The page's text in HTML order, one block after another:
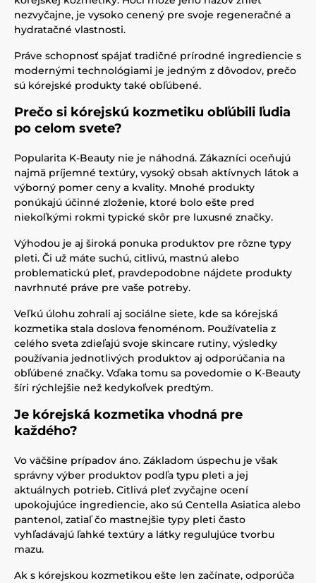
nezvyčajne, je vysoko cenený pre svoje regeneračné a
hydratačné vlastnosti.
Práve schopnosť spájať tradičné prírodné ingrediencie s
modernými technológiami je jedným z dôvodov, prečo
sú kórejské produkty také obľúbené.
Prečo si kórejskú kozmetiku obľúbili ľudia
po celom svete?
Popularita K-Beauty nie je náhodná. Zákazníci oceňujú
najmä príjemné textúry, vysoký obsah aktívnych látok a
výborný pomer ceny a kvality. Mnohé produkty
ponúkajú účinné zloženie, ktoré bolo ešte pred
niekoľkými rokmi typické skôr pre luxusné značky.
Výhodou je aj široká ponuka produktov pre rôzne typy
pleti. Či už máte suchú, citlivú, mastnú alebo
problematickú pleť, pravdepodobne nájdete produkty
navrhnuté práve pre vaše potreby.
Veľkú úlohu zohrali aj sociálne siete, kde sa kórejská
kozmetika stala doslova fenoménom. Používatelia z
celého sveta zdieľajú svoje skincare rutiny, výsledky
používania jednotlivých produktov aj odporúčania na
obľúbené značky. Vďaka tomu sa povedomie o K-Beauty
šíri rýchlejšie než kedykoľvek predtým.
Je kórejská kozmetika vhodná pre
každého?
Vo väčšine prípadov áno. Základom úspechu je však
správny výber produktov podľa typu pleti a jej
aktuálnych potrieb. Citlivá pleť zvyčajne ocení
upokojujúce ingrediencie, ako sú Centella Asiatica alebo
pantenol, zatiaľ čo mastnejšie typy pleti často
vyhľadávajú ľahké textúry a látky regulujúce tvorbu
mazu.
Ak s kórejskou kozmetikou ešte len začínate, odporúča